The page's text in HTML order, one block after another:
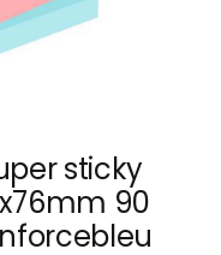
sticky
90